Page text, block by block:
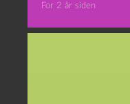
For 2 år siden